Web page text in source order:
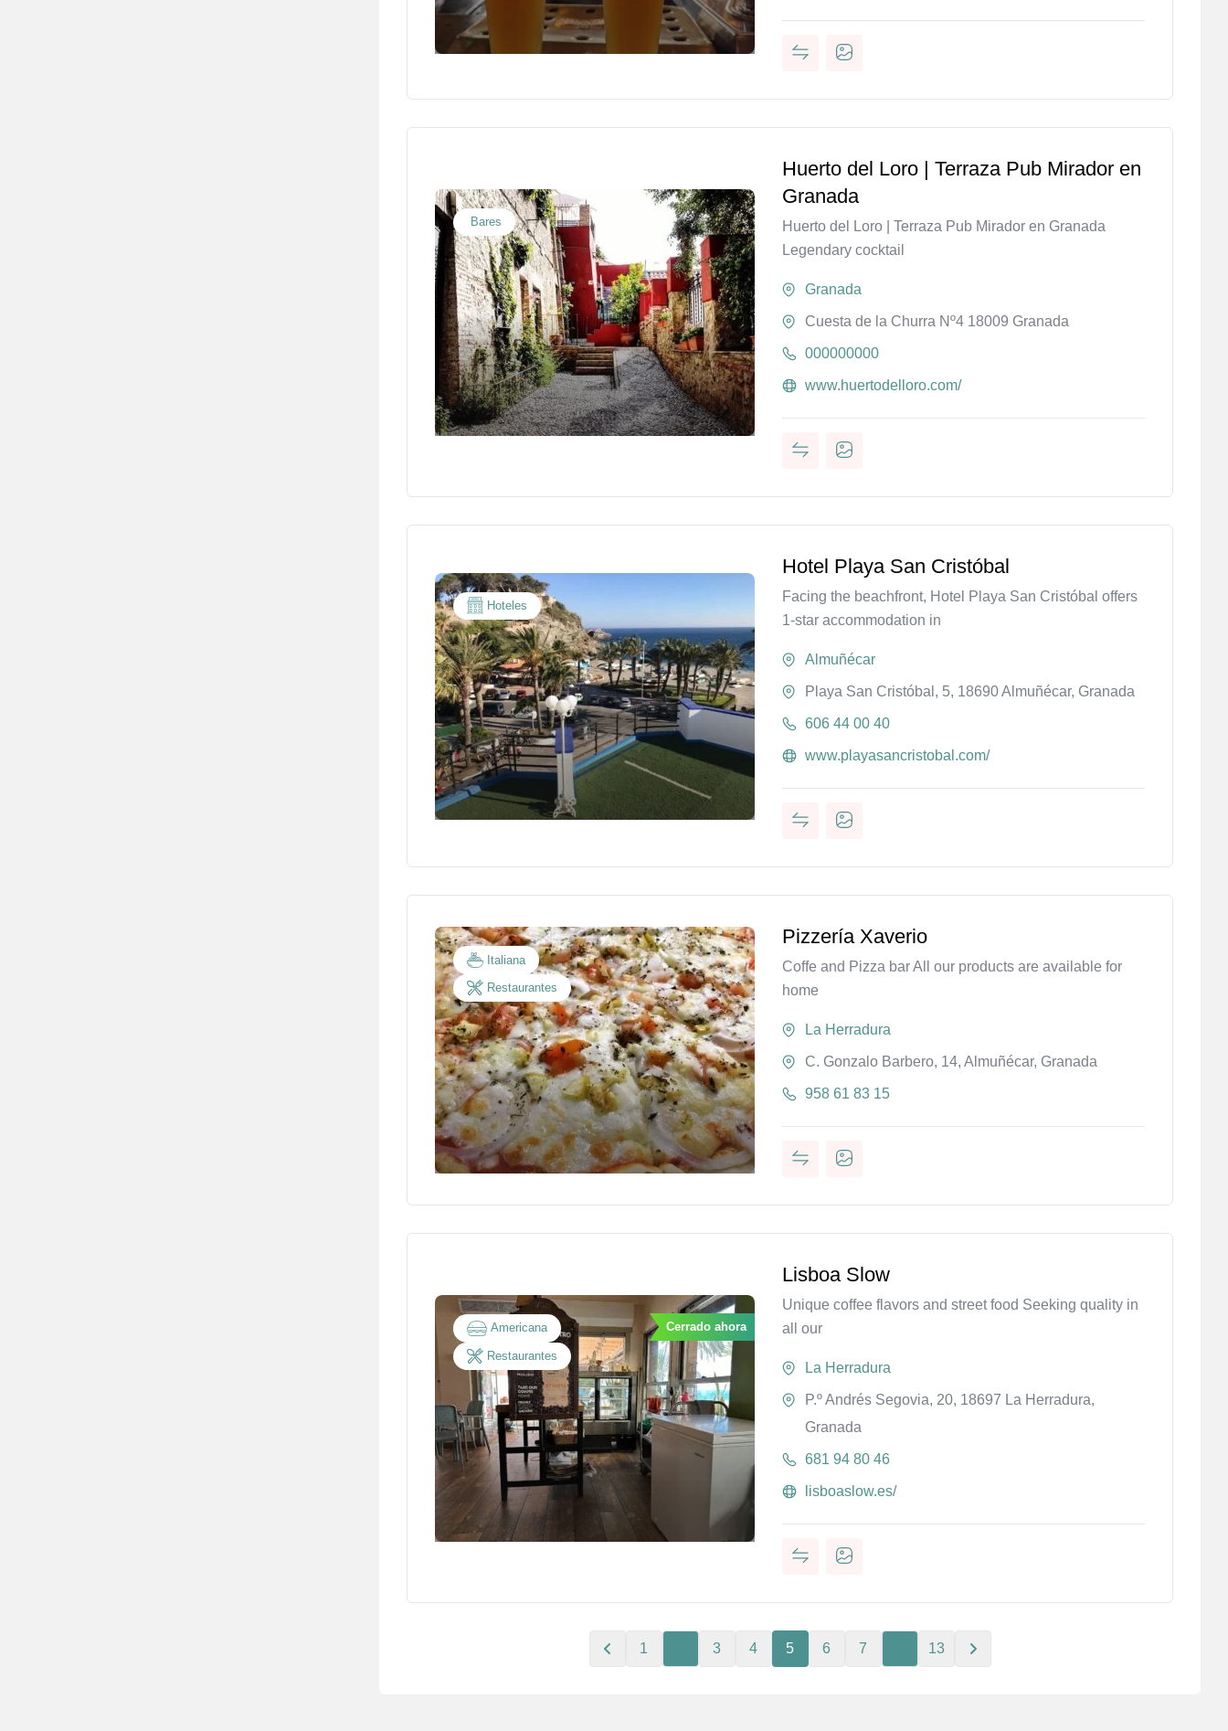
Bares
Huerto del Loro | Terraza Pub Mirador en
Granada
Huerto del Loro | Terraza Pub Mirador en Granada
Legendary cocktail
Granada
Cuesta de la Churra Nº4 18009 Granada
000000000
www.huertodelloro.com/
Hoteles
Hotel Playa San Cristóbal
Facing the beachfront, Hotel Playa San Cristóbal offers
1-star accommodation in
Almuñécar
Playa San Cristóbal, 5, 18690 Almuñécar, Granada
606 44 00 40
www.playasancristobal.com/
Italiana
Restaurantes
Pizzería Xaverio
Coffe and Pizza bar All our products are available for
home
La Herradura
C. Gonzalo Barbero, 14, Almuñécar, Granada
958 61 83 15
Americana
Restaurantes
Cerrado ahora
Lisboa Slow
Unique coffee flavors and street food Seeking quality in
all our
La Herradura
P.º Andrés Segovia, 20, 18697 La Herradura,
Granada
681 94 80 46
lisboaslow.es/
1 3 4 5 6 7 13